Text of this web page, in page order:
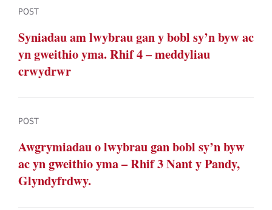
POST
Syniadau am lwybrau gan y bobl sy’n byw ac
yn gweithio yma. Rhif 4 – meddyliau
crwydrwr
POST
Awgrymiadau o lwybrau gan bobl sy’n byw
ac yn gweithio yma – Rhif 3 Nant y Pandy,
Glyndyfrdwy.